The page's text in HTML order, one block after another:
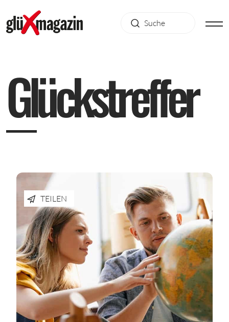
Glückstreffer
TEILEN